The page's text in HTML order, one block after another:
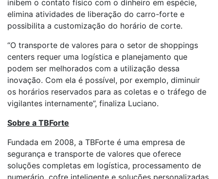
inibem o contato físico com o dinheiro em espécie,
elimina atividades de liberação do carro-forte e
possibilita a customização do horário de corte.
“O transporte de valores para o setor de shoppings
centers requer uma logística e planejamento que
podem ser melhorados com a utilização dessa
inovação. Com ela é possível, por exemplo, diminuir
os horários reservados para as coletas e o tráfego de
vigilantes internamente”, finaliza Luciano.
Sobre a TBForte
Fundada em 2008, a TBForte é uma empresa de
segurança e transporte de valores que oferece
soluções completas em logística, processamento de
numerário, cofre inteligente e soluções personalizadas